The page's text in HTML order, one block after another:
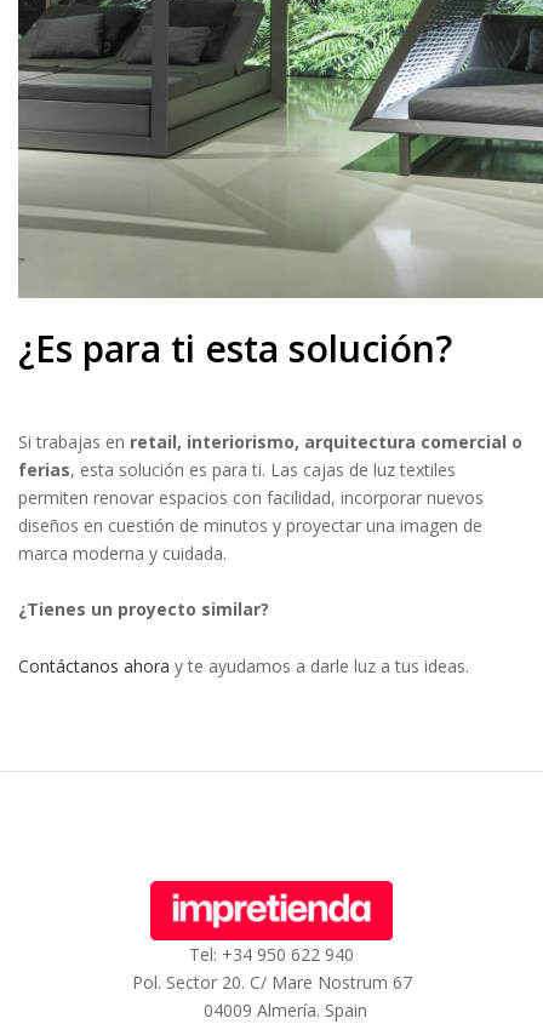
¿Es para ti esta solución?
Si trabajas en retail, interiorismo, arquitectura comercial o
ferias, esta solución es para ti. Las cajas de luz textiles
permiten renovar espacios con facilidad, incorporar nuevos
diseños en cuestión de minutos y proyectar una imagen de
marca moderna y cuidada.
¿Tienes un proyecto similar?
Contáctanos ahora y te ayudamos a darle luz a tus ideas.
Tel: +34 950 622 940
Pol. Sector 20. C/ Mare Nostrum 67
04009 Almería. Spain